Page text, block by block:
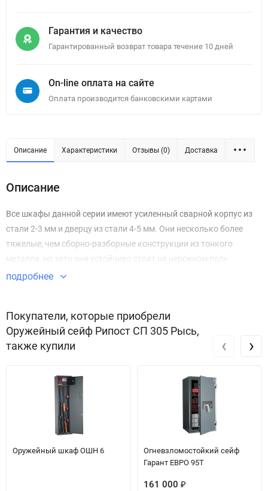
Гарантия и качество
Гарантированный возврат товара течение 10 дней
On-line оплата на сайте
Оплата производится банковскими картами
Описание Характеристики Отзывы (0) Доставка
Описание
Все шкафы данной серии имеют усиленный сварной корпус из
стали 2-3 мм и дверцу из стали 4-5 мм. Они несколько более
тяжелые, чем сборно-разборные конструкции из тонкого
металла, но зато они устойчиво стоят на неровном полу.
подробнее
Покупатели, которые приобрели
Оружейный сейф Рипост СП 305 Рысь,
также купили
Оружейный шкаф ОШН 6
Огневзломостойкий сейф
Гарант ЕВРО 95T
161 000 ₽
‹ ›